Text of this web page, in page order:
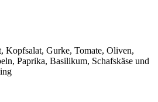
Kopfsalat, Gurke, Tomate, Oliven,
Paprika, Basilikum, Schafskäse und